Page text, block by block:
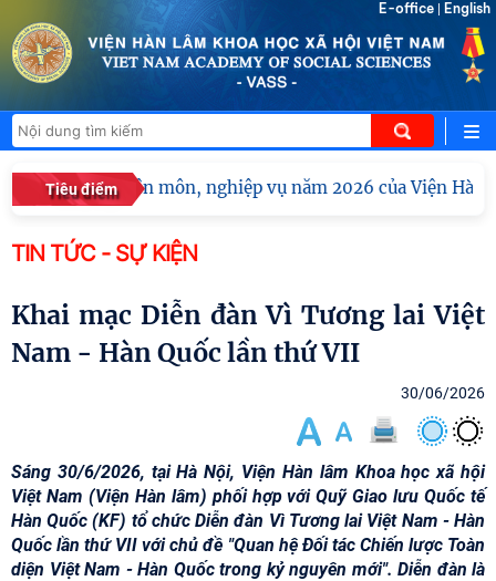
E-office English
Tiêu điểm
huấn chuyên môn, nghiệp vụ năm 2026 của Viện Hàn lâm
TIN TỨC - SỰ KIỆN
Khai mạc Diễn đàn Vì Tương lai Việt
Nam - Hàn Quốc lần thứ VII
30/06/2026
Sáng 30/6/2026, tại Hà Nội, Viện Hàn lâm Khoa học xã hội
Việt Nam (Viện Hàn lâm) phối hợp với Quỹ Giao lưu Quốc tế
Hàn Quốc (KF) tổ chức Diễn đàn Vì Tương lai Việt Nam - Hàn
Quốc lần thứ VII với chủ đề "Quan hệ Đối tác Chiến lược Toàn
diện Việt Nam - Hàn Quốc trong kỷ nguyên mới". Diễn đàn là